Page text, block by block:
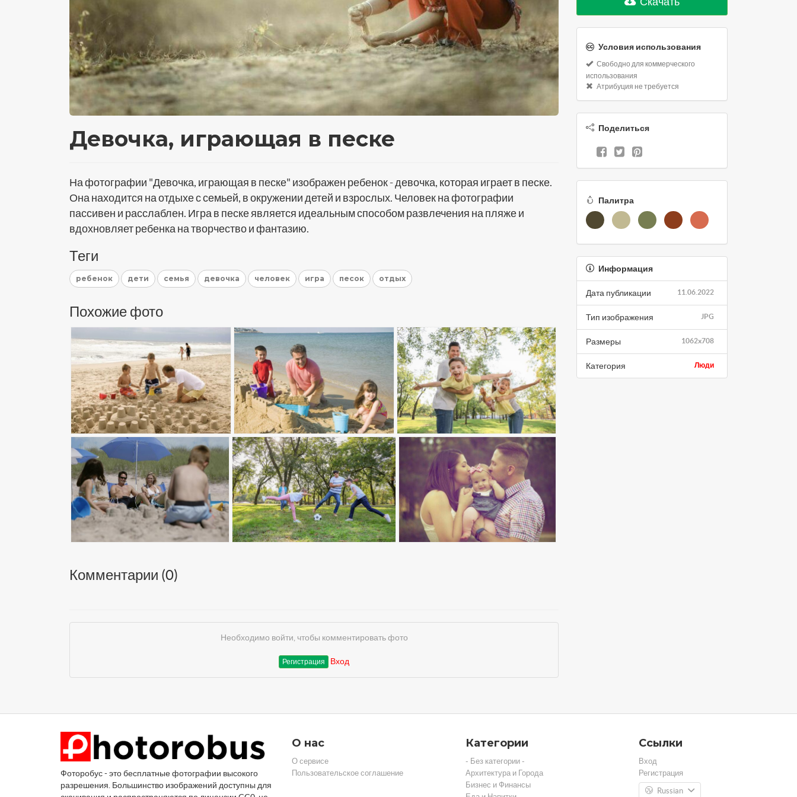
Девочка, играющая в песке
На фотографии "Девочка, играющая в песке" изображен ребенок - девочка, которая играет в песке.
Она находится на отдыхе с семьей, в окружении детей и взрослых. Человек на фотографии
пассивен и расслаблен. Игра в песке является идеальным способом развлечения на пляже и
вдохновляет ребенка на творчество и фантазию.
Теги
ребенок дети семья девочка человек игра песок отдых
Похожие фото
Комментарии (0)
Необходимо войти, чтобы комментировать фото
Регистрация Вход
Условия использования
Свободно для коммерческого
использования
Атрибуция не требуется
Поделиться
Палитра
Информация
11.06.2022
Дата публикации
JPG
Тип изображения
1062x708
Размеры
Люди
Категория
Фоторобус - это бесплатные фотографии высокого
разрешения. Большинство изображений доступны для
О нас
О сервисе
Пользовательское соглашение
Категории
- Без категории -
Архитектура и Города
Бизнес и Финансы
Ссылки
Вход
Регистрация
Russian